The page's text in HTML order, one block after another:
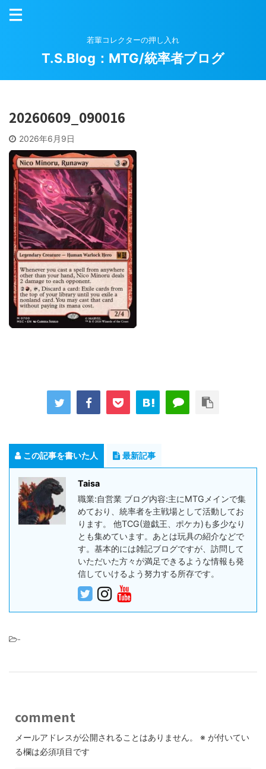
若輩コレクターの押し入れ
T.S.Blog：MTG/統率者ブログ
20260609_090016
2026年6月9日
この記事を書いた人 最新記事
Taisa
職業:自営業 ブログ内容:主にMTGメインで集
めており、統率者を主戦場として活動してお
ります。 他TCG(遊戯王、ポケカ)も多少なり
とも集めています。あとは玩具の紹介などで
す。基本的には雑記ブログですが、訪問して
いただいた方々が満足できるような情報も発
信していけるよう努力する所存です。
-
comment
メールアドレスが公開されることはありません。 ※ が付いてい
る欄は必須項目です